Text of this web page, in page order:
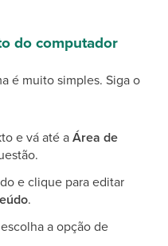
do computador
é muito simples. Siga o
e vá até aÁrea de
e clique para editar
.
a opção de